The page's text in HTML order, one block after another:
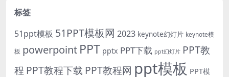
标签
51ppt模板 51PPT模板网 2023 keynote幻灯片 keynote模
板 powerpoint PPT pptx PPT下载 ppt幻灯片 PPT教
程 PPT教程下载 PPT教程网 ppt模板 PPT模